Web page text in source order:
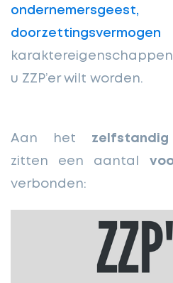
doorzettingsvermogen
u ZZP’er wilt worden.
Aan het zelfstandig
zitten een aantal
verbonden: